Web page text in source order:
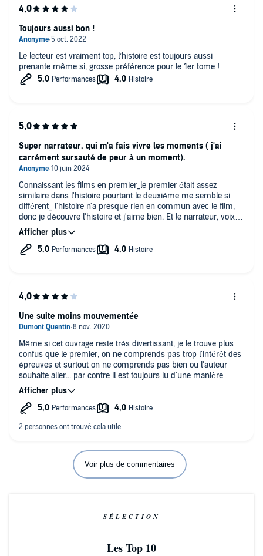
Le lecteur est vraiment top, l’histoire est toujours aussi
prenante même si, grosse préférence pour le 1er tome !
Toujours aussi bon !
Connaissant les films en premier_le premier était assez
similaire dans l'histoire pourtant le deuxième me semble si
différent_ l'histoire n'a presque rien en commun avec le film,
donc je découvre l'histoire et j'aime bien. Et le narrateur, voix
française de Thomas est parfait celon moi.
Super narrateur, qui m'a fais vivre les moments ( j'ai
carrément sursauté de peur à un moment).
Même si cet ouvrage reste très divertissant, je le trouve plus
confus que le premier, on ne comprends pas trop l'intérêt des
épreuves et surtout on ne comprends pas bien ou l'auteur
souhaite aller... par contre il est toujours lu d'une manière
impeccable par le narrateur !
Une suite moins mouvementée
Voir plus de commentaires
SÉLECTION
Les Top 10